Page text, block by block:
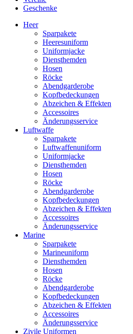
Geschenke
Heer
Sparpakete
Heeresuniform
Uniformjacke
Diensthemden
Hosen
Röcke
Abendgarderobe
Kopfbedeckungen
Abzeichen & Effekten
Accessoires
Änderungsservice
Luftwaffe
Sparpakete
Luftwaffenuniform
Uniformjacke
Diensthemden
Hosen
Röcke
Abendgarderobe
Kopfbedeckungen
Abzeichen & Effekten
Accessoires
Änderungsservice
Marine
Sparpakete
Marineuniform
Diensthemden
Hosen
Röcke
Abendgarderobe
Kopfbedeckungen
Abzeichen & Effekten
Accessoires
Änderungsservice
Zivile Uniformen